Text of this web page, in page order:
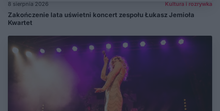
8 sierpnia 2026 Kultura i rozrywka
Zakończenie lata uświetni koncert zespołu Łukasz Jemioła
Kwartet